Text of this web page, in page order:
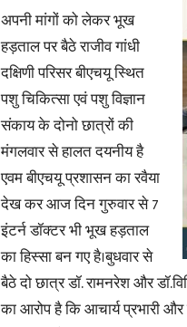
अपनी मांगों को लेकर भूख
हड़ताल पर बैठे राजीव गांधी
दक्षिणी परिसर बीएचयू स्थित
पशु चिकित्सा एवं पशु विज्ञान
संकाय के दोनो छात्रों की
मंगलवार से हालत दयनीय है
एवम बीएचयू प्रशासन का रवैया
देख कर आज दिन गुरुवार से 7
इंटर्न डॉक्टर भी भूख हड़ताल
का हिस्सा बन गए है।बुधवार से
बैठे दो छात्र डॉ. रामनरेश और
का आरोप है कि आचार्य प्रभारी